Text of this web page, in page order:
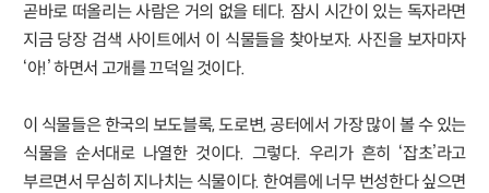
곧바로 떠올리는 사람은 거의 없을 테다. 잠시 시간이 있는 독자라면
지금 당장 검색 사이트에서 이 식물들을 찾아보자. 사진을 보자마자
‘아!’ 하면서 고개를 끄덕일 것이다.
이 식물들은 한국의 보도블록, 도로변, 공터에서 가장 많이 볼 수 있는
식물을 순서대로 나열한 것이다. 그렇다. 우리가 흔히 ‘잡초’라고
부르면서 무심히 지나치는 식물이다. 한여름에 너무 번성한다 싶으면